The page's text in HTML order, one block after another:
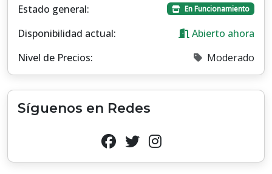
Estado general: En Funcionamiento
Disponibilidad actual:
Abierto ahora
Nivel de Precios:
Moderado
Síguenos en Redes